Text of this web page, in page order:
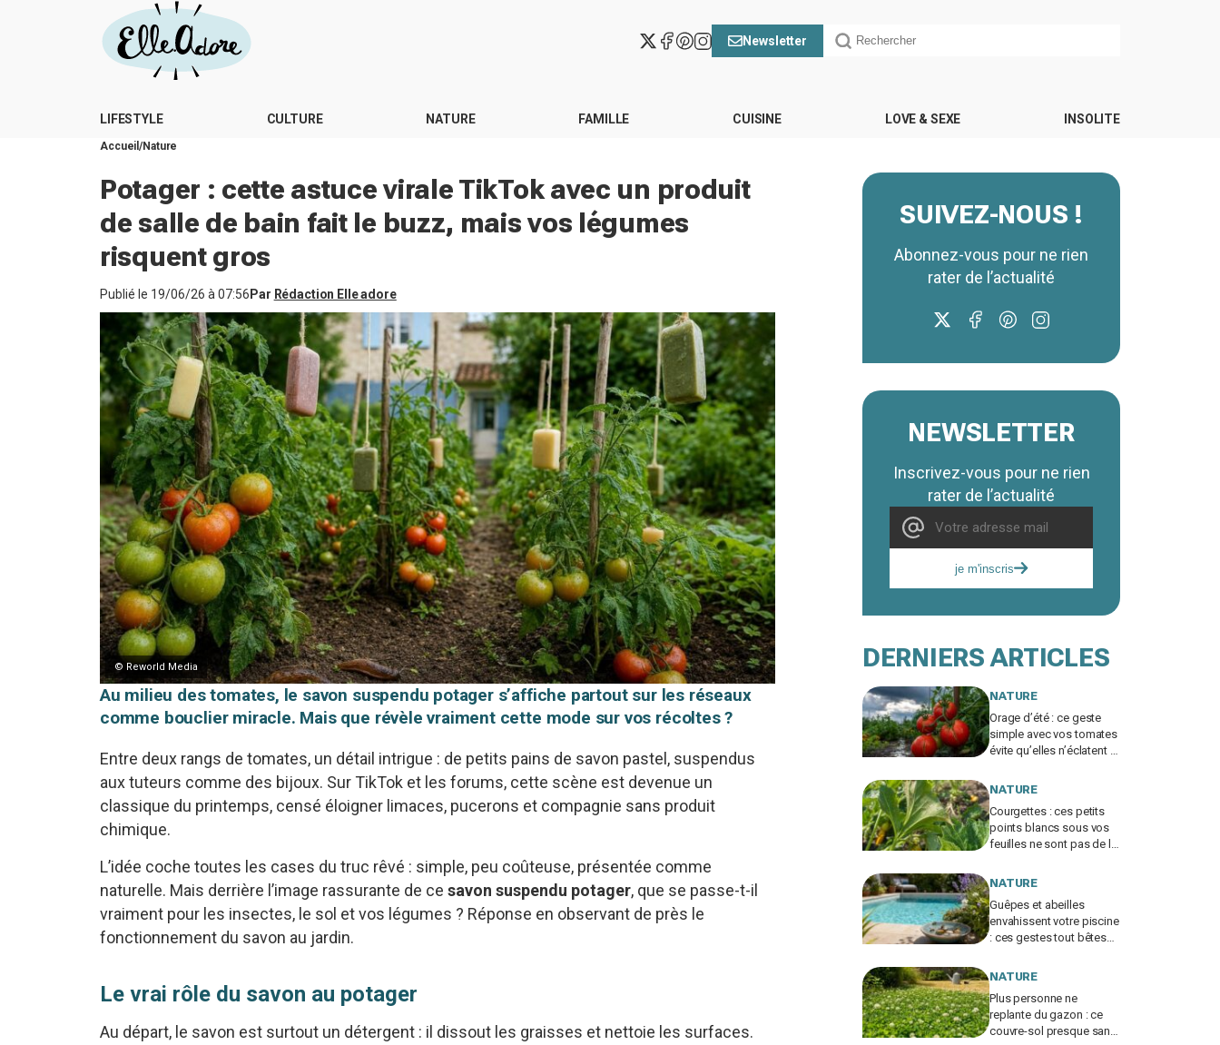
Newsletter
LIFESTYLE CULTURE NATURE FAMILLE CUISINE LOVE & SEXE INSOLITE
Accueil Nature
Potager : cette astuce virale TikTok avec un produit
de salle de bain fait le buzz, mais vos légumes
risquent gros
Publié le 19/06/26 à 07:56 Par Rédaction Elle adore
© Reworld Media
Au milieu des tomates, le savon suspendu potager s’affiche partout sur les réseaux
comme bouclier miracle. Mais que révèle vraiment cette mode sur vos récoltes ?
Entre deux rangs de tomates, un détail intrigue : de petits pains de savon pastel, suspendus
aux tuteurs comme des bijoux. Sur TikTok et les forums, cette scène est devenue un
classique du printemps, censé éloigner limaces, pucerons et compagnie sans produit
chimique.
L’idée coche toutes les cases du truc rêvé : simple, peu coûteuse, présentée comme
naturelle. Mais derrière l’image rassurante de ce savon suspendu potager, que se passe-t-il
vraiment pour les insectes, le sol et vos légumes ? Réponse en observant de près le
fonctionnement du savon au jardin.
Le vrai rôle du savon au potager
Au départ, le savon est surtout un détergent : il dissout les graisses et nettoie les surfaces.
SUIVEZ-NOUS !
Abonnez-vous pour ne rien
rater de l’actualité
NEWSLETTER
Inscrivez-vous pour ne rien
rater de l’actualité
je m'inscris
DERNIERS ARTICLES
NATURE
Orage d’été : ce geste
simple avec vos tomates
évite qu’elles n’éclatent et
récolte du potager
NATURE
Courgettes : ces petits
points blancs sous vos
feuilles ne sont pas de la
les plants
NATURE
Guêpes et abeilles
envahissent votre piscine
: ces gestes tout bêtes
insecticides tout l’été
NATURE
Plus personne ne
replante du gazon : ce
couvre-sol presque sans